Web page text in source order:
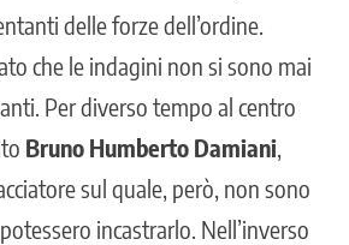
delle forze dell’ordine.
che le indagini non si sono mai
Per diverso tempo al centro
Bruno Humberto Damiani
sul quale, però, non sono
incastrarlo. Nell’inverso